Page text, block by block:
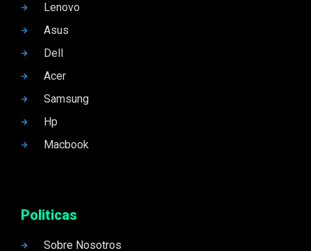
Lenovo
Asus
Dell
Acer
Samsung
Hp
Macbook
Politicas
Sobre Nosotros